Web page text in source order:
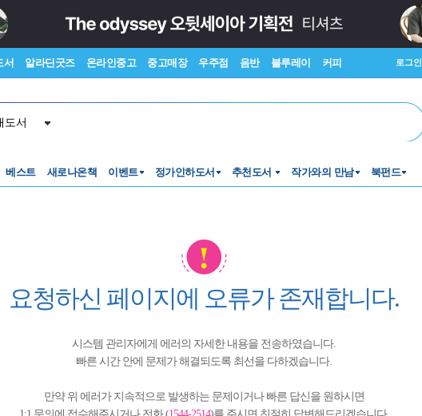
서 알라딘굿즈 온라인중고 중고매장 우주점 음반 블루레이 커피 로그인
도서
베스트 새로나온책 이벤트 정가인하도서 추천도서 작가와의 만남 북펀드
요청하신 페이지에 오류가 존재합니다.
시스템 관리자에게 에러의 자세한 내용을 전송하였습니다.
빠른 시간 안에 문제가 해결되도록 최선을 다하겠습니다.
만약 위 에러가 지속적으로 발생하는 문제이거나 빠른 답신을 원하시면